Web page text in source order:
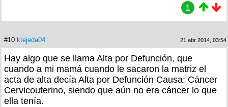
1
#10 ktejeda04 21 abr 2014, 03:54
Hay algo que se llama Alta por Defunción, que
cuando a mi mamá cuando le sacaron la matriz el
acta de alta decía Alta por Defunción Causa: Cáncer
Cervicouterino, siendo que aún no era cáncer lo que
ella tenía.